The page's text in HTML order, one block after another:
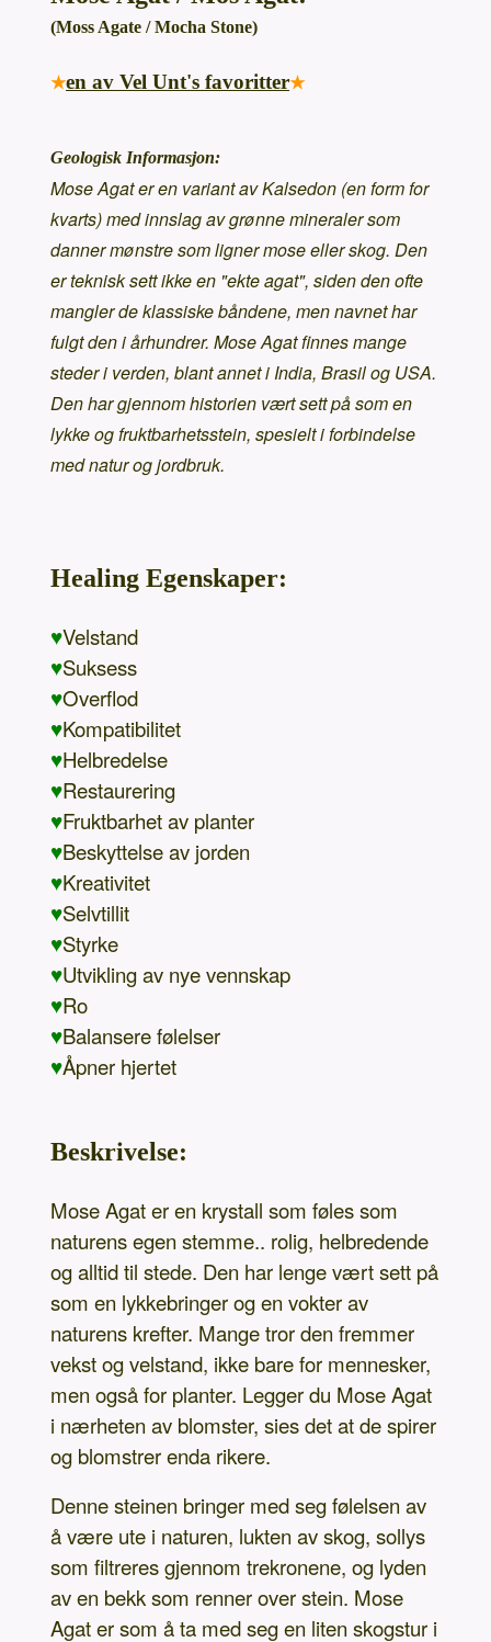
(Moss Agate / Mocha Stone)
★en av Vel Unt's favoritter★
Geologisk Informasjon:
Mose Agat er en variant av Kalsedon (en form for
kvarts) med innslag av grønne mineraler som
danner mønstre som ligner mose eller skog. Den
er teknisk sett ikke en "ekte agat", siden den ofte
mangler de klassiske båndene, men navnet har
fulgt den i århundrer. Mose Agat finnes mange
steder i verden, blant annet i India, Brasil og USA.
Den har gjennom historien vært sett på som en
lykke og fruktbarhetsstein, spesielt i forbindelse
med natur og jordbruk.
Healing Egenskaper:
♥Velstand
♥Suksess
♥Overflod
♥Kompatibilitet
♥Helbredelse
♥Restaurering
♥Fruktbarhet av planter
♥Beskyttelse av jorden
♥Kreativitet
♥Selvtillit
♥Styrke
♥Utvikling av nye vennskap
♥Ro
♥Balansere følelser
♥Åpner hjertet
Beskrivelse:
Mose Agat er en krystall som føles som
naturens egen stemme.. rolig, helbredende
og alltid til stede. Den har lenge vært sett på
som en lykkebringer og en vokter av
naturens krefter. Mange tror den fremmer
vekst og velstand, ikke bare for mennesker,
men også for planter. Legger du Mose Agat
i nærheten av blomster, sies det at de spirer
og blomstrer enda rikere.
Denne steinen bringer med seg følelsen av
å være ute i naturen, lukten av skog, sollys
som filtreres gjennom trekronene, og lyden
av en bekk som renner over stein. Mose
Agat er som å ta med seg en liten skogstur i